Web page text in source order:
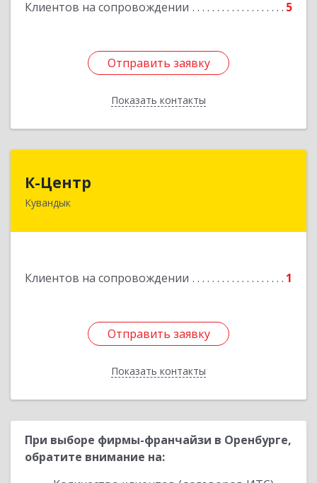
Клиентов на сопровождении 5
Отправить заявку
Показать контакты
Отправить заявку
Назад
К-Центр
Кувандык
Клиентов на сопровождении 1
Отправить заявку
Показать контакты
462243, Оренбургская обл, Кувандыкский р-н,
Отправить заявку
Назад
При выборе фирмы-франчайзи в Оренбурге,
обратите внимание на: